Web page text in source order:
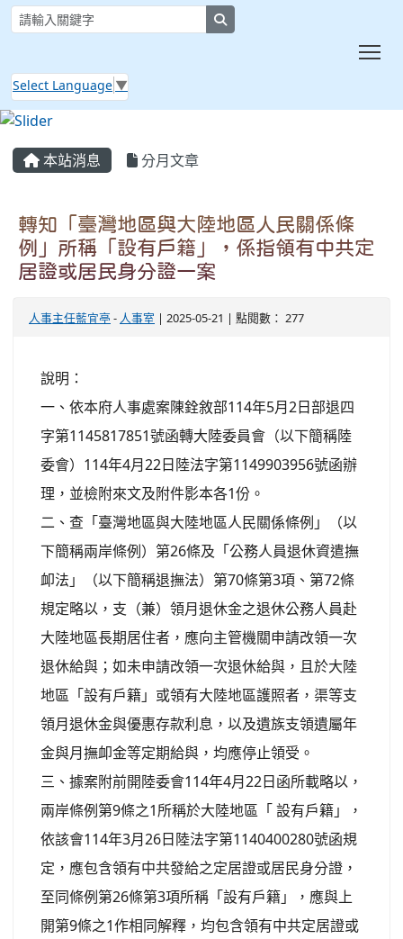
Select Language ▼
本站消息 分月文章
轉知「臺灣地區與大陸地區人民關係條
例」所稱「設有戶籍」，係指領有中共定
居證或居民身分證一案
人事主任藍宜亭 - 人事室 | 2025-05-21 | 點閱數： 277
說明：
一、依本府人事處案陳銓敘部114年5月2日部退四
字第1145817851號函轉大陸委員會（以下簡稱陸
委會）114年4月22日陸法字第1149903956號函辦
理，並檢附來文及附件影本各1份。
二、查「臺灣地區與大陸地區人民關係條例」（以
下簡稱兩岸條例）第26條及「公務人員退休資遣撫
卹法」（以下簡稱退撫法）第70條第3項、第72條
規定略以，支（兼）領月退休金之退休公務人員赴
大陸地區長期居住者，應向主管機關申請改領一次
退休給與；如未申請改領一次退休給與，且於大陸
地區「設有戶籍」或領有大陸地區護照者，渠等支
領月退休金與優惠存款利息，以及遺族支領遺屬年
金與月撫卹金等定期給與，均應停止領受。
三、據案附前開陸委會114年4月22日函所載略以，
兩岸條例第9條之1所稱於大陸地區「 設有戶籍」，
依該會114年3月26日陸法字第1140400280號函規
定，應包含領有中共發給之定居證或居民身分證，
至同條例第26條第3項所稱「設有戶籍」，應與上
開第9條之1作相同解釋，均包含領有中共定居證或